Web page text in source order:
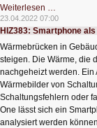
Weiterlesen …
Der
Monitor-
Recorder
23.04.2022 07:00
HIZ383: Smartphone
Wärmebrücken in
steigen. Die Wärme, die
nachgeheizt werden. Ein
Wärmebilder von
Schaltungsfehlern oder
One lässt sich ein
analysiert werden